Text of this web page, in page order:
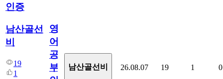
인증
남산골선
비
19
1
영
어
공
부
남산골선비 26.08.07 19 1 0